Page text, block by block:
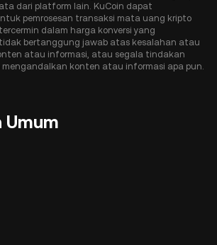
dari platform lain. KuCoin dapat
pemrosesan transaksi mata uang kripto
dalam harga konversi yang
bertanggung jawab atas kesalahan atau
atau informasi, atau segala tindakan
konten atau informasi apa pun.
Umum